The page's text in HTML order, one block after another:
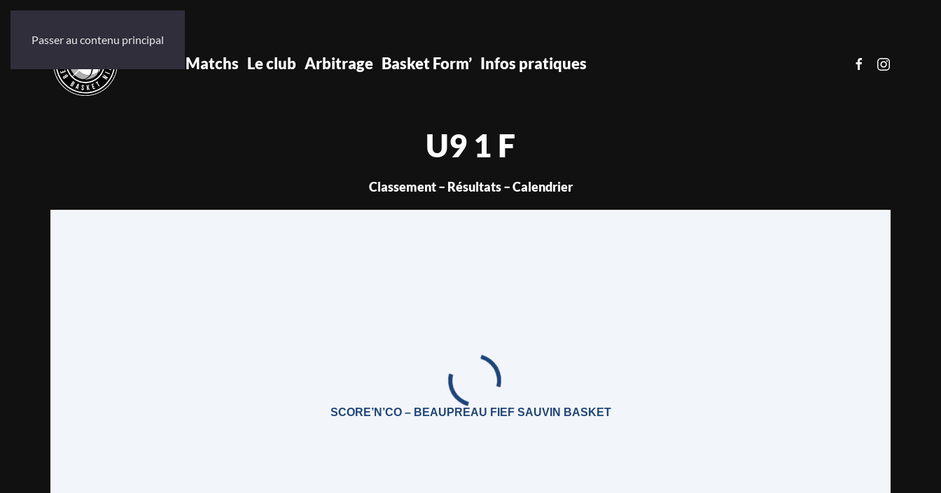
Passer au contenu principal
Matchs Le club Arbitrage Basket Form’ Infos pratiques
U9 1 F
Classement – Résultats – Calendrier
SCORE’N’CO – BEAUPREAU FIEF SAUVIN BASKET